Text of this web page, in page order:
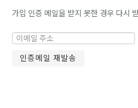
가입 인증 메일을 받지 못한 경우 다시